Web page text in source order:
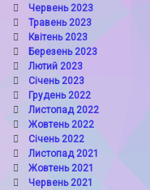
Червень 2023
Травень 2023
Квітень 2023
Березень 2023
Лютий 2023
Січень 2023
Грудень 2022
Листопад 2022
Жовтень 2022
Січень 2022
Листопад 2021
Жовтень 2021
Червень 2021